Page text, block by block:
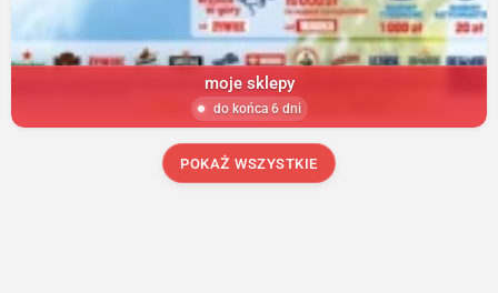
moje sklepy
do końca 6 dni
POKAŻ WSZYSTKIE